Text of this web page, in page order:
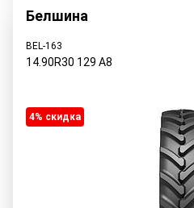
Белшина
BEL-163
14.90R30 129 A8
4% cкидка